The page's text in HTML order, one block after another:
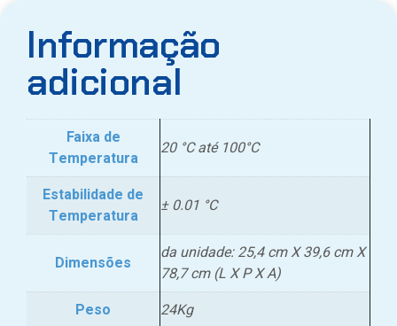
Informação
adicional
Faixa de
Temperatura
20 °C até 100°C
Estabilidade de
Temperatura
± 0.01 °C
Dimensões
da unidade: 25,4 cm X 39,6 cm X
78,7 cm (L X P X A)
Peso
24Kg